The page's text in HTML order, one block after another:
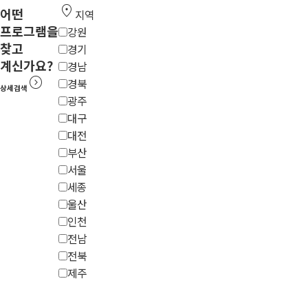
어떤
프로그램을
찾고
계신가요?
상세검색 expand_circle_right
location_on 지역
강원
경기
경남
경북
광주
대구
대전
부산
서울
세종
울산
인천
전남
전북
제주